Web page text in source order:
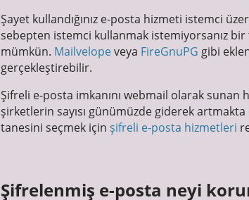
Şayet kullandığınız e-posta hizmeti istemci
sebepten istemci kullanmak istemiyorsanız bir
mümkün. Mailvelopeveya FireGnuPG gibi
gerçekleştirebilir.
Şifreli e-posta imkanını webmail olarak sunan
şirketlerin sayısı günümüzde giderek
tanesini seçmek için şifreli e-posta hizmetleri
Şifrelenmiş e-posta neyi